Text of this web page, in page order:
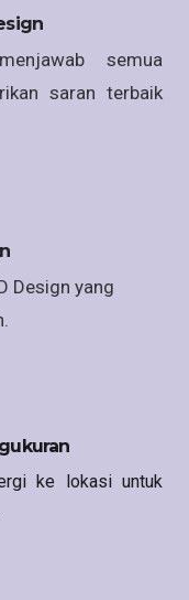
semua
saran terbaik
Design yang
ke lokasi untuk